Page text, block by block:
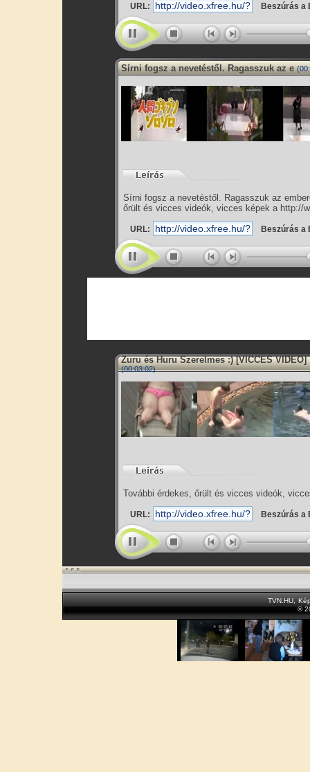
URL: Beszúrás a
Sírni fogsz a nevetéstől. Ragasszuk az e
Sírni fogsz a nevetéstől. Ragasszuk az
őrült és vicces videók, vicces képek a http://
URL: Beszúrás a
Zuru és Huru Szerelmes :) [VICCES VIDEO]
(00:03:02)
További érdekes, őrült és vicces videók,
URL: Beszúrás a
TVN.HU
©